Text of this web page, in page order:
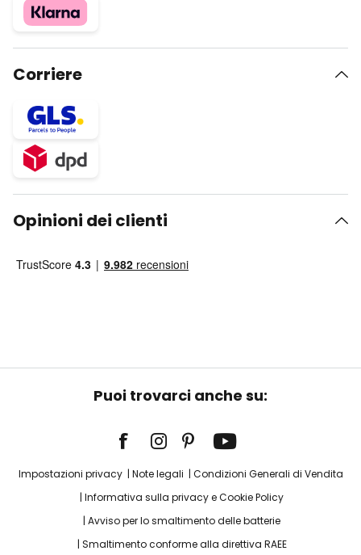
Corriere
Opinioni dei clienti
Puoi trovarci anche su:
Impostazioni privacy Note legali
Condizioni Generali di Vendita
Informativa sulla privacy e Cookie Policy
Avviso per lo smaltimento delle batterie
Smaltimento conforme alla direttiva RAEE